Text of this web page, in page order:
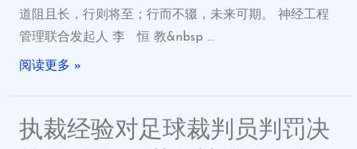
道阻且长，行则将至；行而不辍，未来可期。 神经工程
管理联合发起人 李 恒 教&nbsp …
阅读更多 »
执裁经验对足球裁判员判罚决